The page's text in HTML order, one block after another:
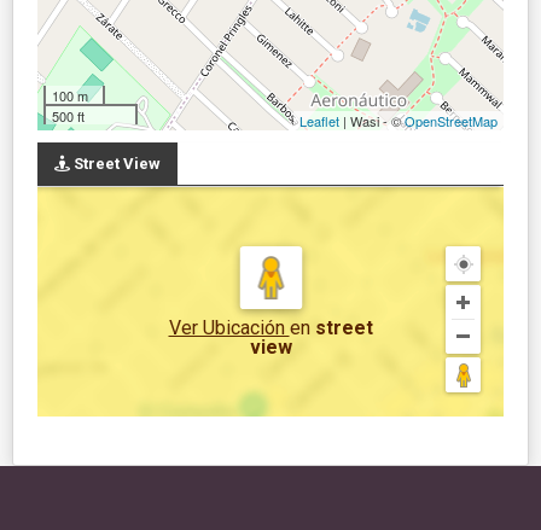
100 m
500 ft
Leaflet | Wasi - ©OpenStreetMap
Street View
Ver Ubicación en street
view